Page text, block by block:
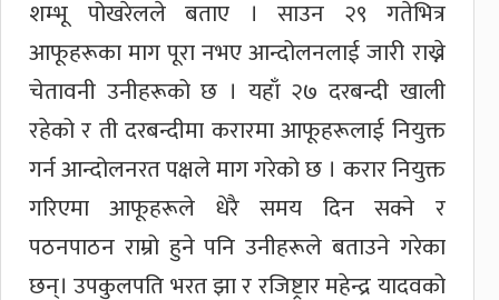
शम्भू पोखरेलले बताए । साउन २९ गतेभित्र
आफूहरूका माग पूरा नभए आन्दोलनलाई जारी राख्ने
चेतावनी उनीहरूको छ । यहाँ २७ दरबन्दी खाली
रहेको र ती दरबन्दीमा करारमा आफूहरूलाई नियुक्त
गर्न आन्दोलनरत पक्षले माग गरेको छ । करार नियुक्त
गरिएमा आफूहरूले धेरै समय दिन सक्ने र
पठनपाठन राम्रो हुने पनि उनीहरूले बताउने गरेका
छन्। उपकुलपति भरत झा र रजिष्ट्रार महेन्द्र यादवको